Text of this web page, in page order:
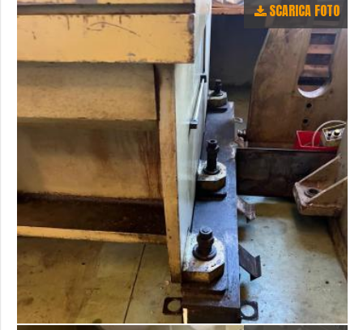
SCARICA FOTO